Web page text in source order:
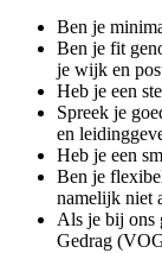
Ben je
Ben je fit
je wijk en
Heb je een
Spreek je
en
Heb je een
Ben je
namelijk niet
Als je bij ons
Gedrag